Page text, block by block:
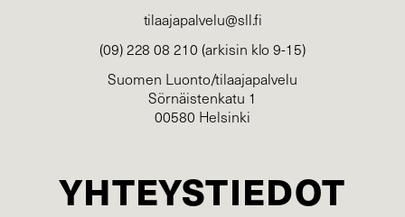
tilaajapalvelu@sll.fi
(09) 228 08 210 (arkisin klo 9-15)
Suomen Luonto/tilaajapalvelu
Sörnäistenkatu 1
00580 Helsinki
YHTEYSTIEDOT